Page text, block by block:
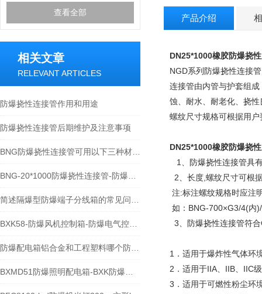
查看全部
相关文章
RELEVANT ARTICLES
防爆挠性连接管作用和用途
防爆挠性连接管后期维护及注意事项
产品介绍
DN25*1000橡胶防爆挠
NGD系列防爆挠性连接
连接管由内管与护套组
蚀、耐水、耐老化、挠
螺纹尺寸规格可根据用
DN25*1000橡胶防爆挠
1、防爆挠性连接管具
2、长度,螺纹尺寸可根
注:标注螺纹规格时应注
如：BNG-700×G3/4(内
3、防爆挠性连接管符
1．适用于爆炸性气体环
2．适用于IIA、IIB、IIC
3．适用于可燃性粉尘环